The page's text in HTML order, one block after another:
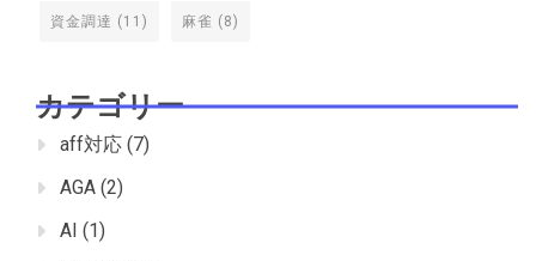
資金調達 (11) 麻雀 (8)
カテゴリー
aff対応 (7)
AGA (2)
AI (1)